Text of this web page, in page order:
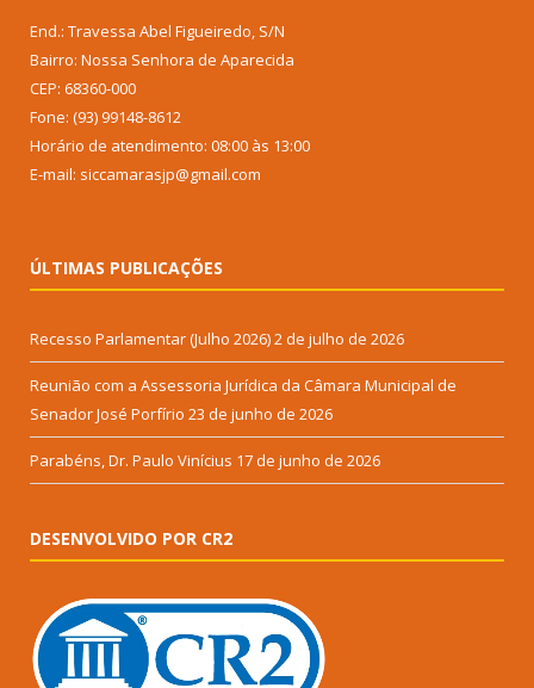
End.: Travessa Abel Figueiredo, S/N
Bairro: Nossa Senhora de Aparecida
CEP: 68360-000
Fone: (93) 99148-8612
Horário de atendimento: 08:00 às 13:00
E-mail: siccamarasjp@gmail.com
ÚLTIMAS PUBLICAÇÕES
Recesso Parlamentar (Julho 2026)2 de julho de 2026
Reunião com a Assessoria Jurídica da Câmara Municipal de
Senador José Porfírio 23 de junho de 2026
Parabéns, Dr. Paulo Vinícius 17 de junho de 2026
DESENVOLVIDO POR CR2